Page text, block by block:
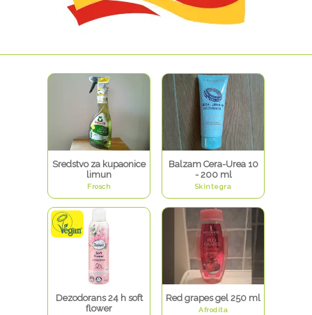
Sredstvo za kupaonice
limun
Frosch
Balzam Cera-Urea 10
- 200 ml
Skintegra
Dezodorans 24 h soft
flower
Red grapes gel 250 ml
Afrodita